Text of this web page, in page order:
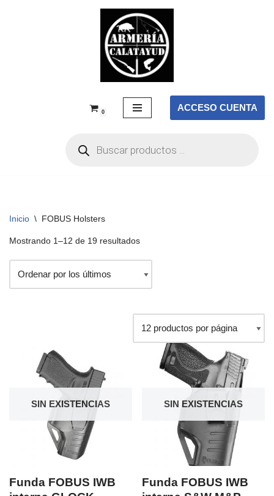
0 ACCESO CUENTA
Inicio \ FOBUS Holsters
Mostrando 1–12 de 19 resultados
SIN EXISTENCIAS
Funda FOBUS IWB
SIN EXISTENCIAS
Funda FOBUS IWB